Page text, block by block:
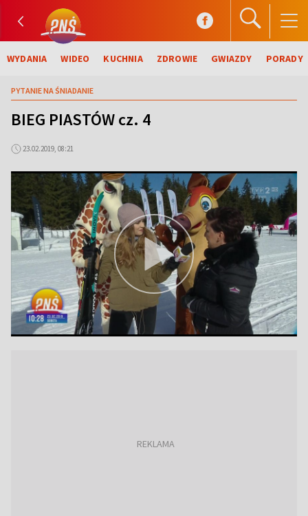
WYDANIA WIDEO KUCHNIA ZDROWIE GWIAZDY PORADY
PYTANIE NA ŚNIADANIE
BIEG PIASTÓW cz. 4
23.02.2019, 08:21